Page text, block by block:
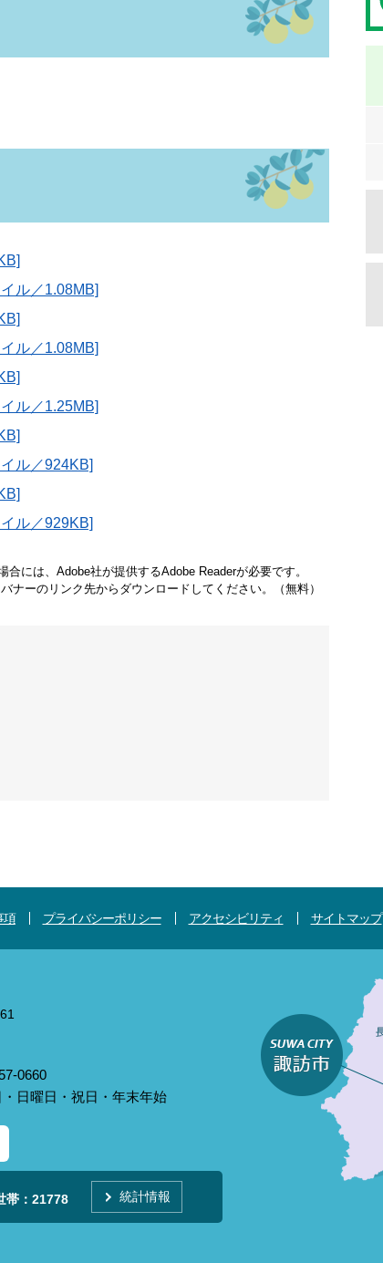
ル／1.08MB]
ル／1.08MB]
ル／1.25MB]
ル／924KB]
ル／929KB]
には、Adobe社が提供するAdobe Readerが必要です。
ナーのリンク先からダウンロードしてください。（無料）
項 プライバシーポリシー アクセシビリティ サイトマップ
0660
日曜日・祝日・年末年始
帯： 21778 統計情報